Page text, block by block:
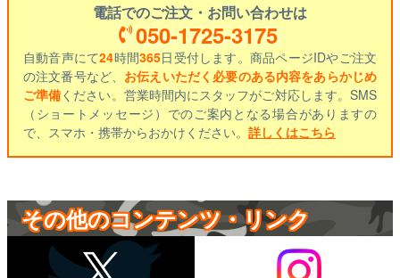
電話でのご注文・お問い合わせは
050-1725-3175
自動音声にて24時間365日受付します。商品ページIDやご注文
の注文番号など、 お伝えいただく必要のある内容をあらかじめ
ご準備ください。営業時間内にスタッフがご対応します。SMS
（ショートメッセージ）でのご案内となる場合がありますの
で、スマホ・携帯からおかけください。 詳しくはこちら
その他のコンテンツ・リンク